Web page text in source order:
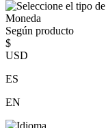
Moneda
Según producto
$
USD
ES
EN